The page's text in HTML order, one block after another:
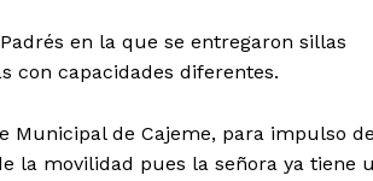
en la que se entregaron sillas
con capacidades diferentes.
Municipal de Cajeme, para impulso
la movilidad pues la señora ya tiene